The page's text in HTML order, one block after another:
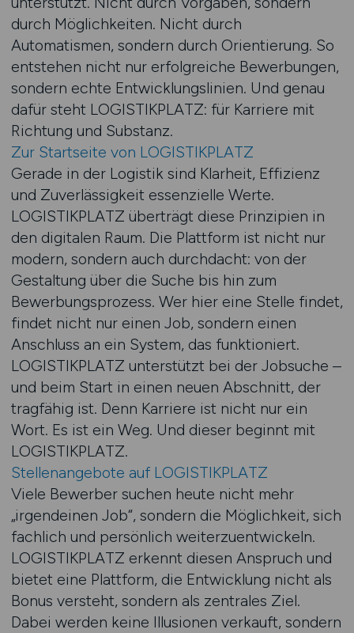
durch Möglichkeiten. Nicht durch
Automatismen, sondern durch Orientierung. So
entstehen nicht nur erfolgreiche Bewerbungen,
sondern echte Entwicklungslinien. Und genau
dafür steht LOGISTIKPLATZ: für Karriere mit
Richtung und Substanz.
Zur Startseite von LOGISTIKPLATZ
Gerade in der Logistik sind Klarheit, Effizienz
und Zuverlässigkeit essenzielle Werte.
LOGISTIKPLATZ überträgt diese Prinzipien in
den digitalen Raum. Die Plattform ist nicht nur
modern, sondern auch durchdacht: von der
Gestaltung über die Suche bis hin zum
Bewerbungsprozess. Wer hier eine Stelle findet,
findet nicht nur einen Job, sondern einen
Anschluss an ein System, das funktioniert.
LOGISTIKPLATZ unterstützt bei der Jobsuche –
und beim Start in einen neuen Abschnitt, der
tragfähig ist. Denn Karriere ist nicht nur ein
Wort. Es ist ein Weg. Und dieser beginnt mit
LOGISTIKPLATZ.
Stellenangebote auf LOGISTIKPLATZ
Viele Bewerber suchen heute nicht mehr
„irgendeinen Job“, sondern die Möglichkeit, sich
fachlich und persönlich weiterzuentwickeln.
LOGISTIKPLATZ erkennt diesen Anspruch und
bietet eine Plattform, die Entwicklung nicht als
Bonus versteht, sondern als zentrales Ziel.
Dabei werden keine Illusionen verkauft, sondern